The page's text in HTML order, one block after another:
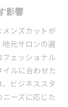
すビジネス
の選び方
方法
ック
たスタイル
影響
ンズカットが
元サロンの選
ェッショナル
ルに合わせた
ビジネススタ
ーズに応じた